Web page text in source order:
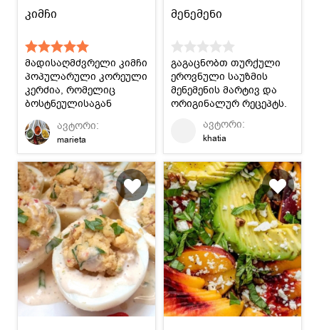
კიმჩი
მადისაღმძვრელი კიმჩი
პოპულარული კორეული
კერძია, რომელიც
ბოსტნეულისაგან
მზადდება.
ავტორი:
marieta
მენემენი
გაგაცნობთ თურქული
ეროვნული საუზმის
მენემენის მარტივ და
ორიგინალურ რეცეპტს.
ავტორი:
khatia